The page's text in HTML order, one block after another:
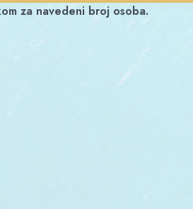
za navedeni broj osoba.